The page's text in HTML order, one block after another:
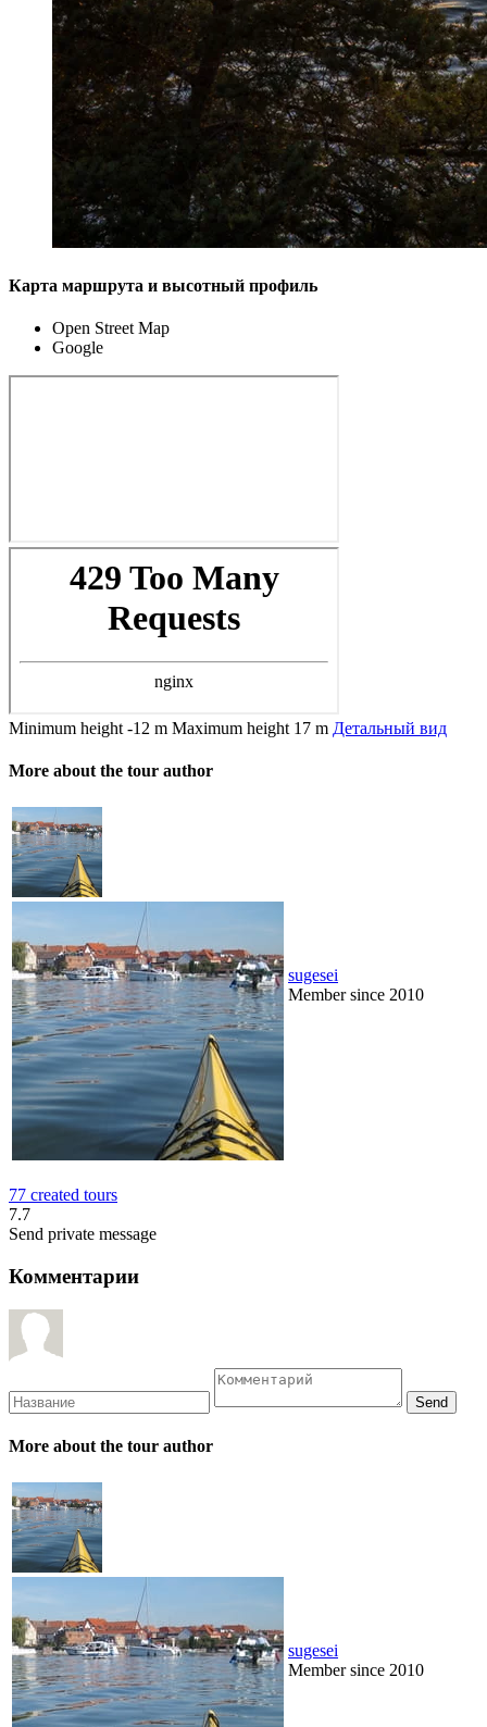
Карта маршрута и высотный профиль
Open Street Map
Google
Minimum height -12 m Maximum height 17 m Детальный вид
More about the tour author
sugesei
Member since 2010
77 created tours
7.7
Send private message
Комментарии
More about the tour author
sugesei
Member since 2010